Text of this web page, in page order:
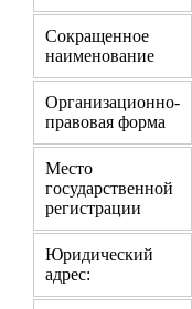
Сокращенное
наименование
Организационно-
правовая форма
Место
государственной
регистрации
Юридический
адрес: